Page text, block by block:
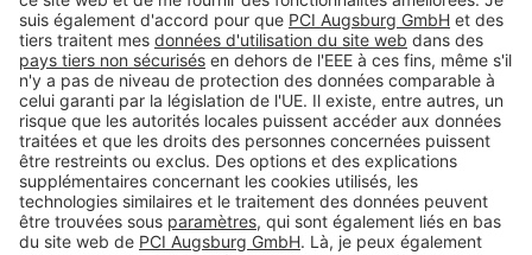
outre, des questionnaires en ligne complets et structurés
ont été évalués.
Produits
Toolbox